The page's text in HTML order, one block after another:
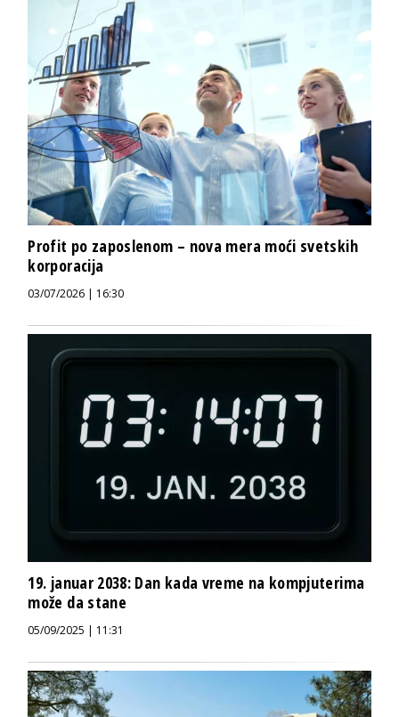
Profit po zaposlenom – nova mera moći svetskih
korporacija
03/07/2026 | 16:30
19. januar 2038: Dan kada vreme na kompjuterima
može da stane
05/09/2025 | 11:31